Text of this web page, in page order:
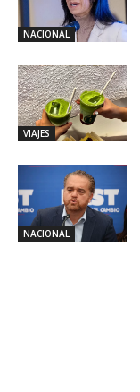
NACIONAL
VIAJES
NACIONAL